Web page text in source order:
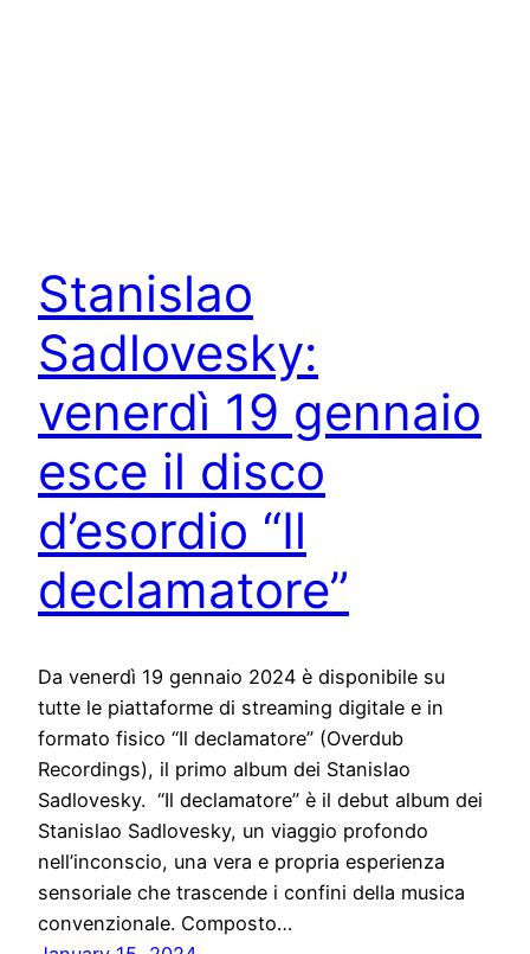
Stanislao
Sadlovesky:
venerdì 19 gennaio
esce il disco
d’esordio “Il
declamatore”
Da venerdì 19 gennaio 2024 è disponibile su
tutte le piattaforme di streaming digitale e in
formato fisico “Il declamatore” (Overdub
Recordings), il primo album dei Stanislao
Sadlovesky. “Il declamatore” è il debut album dei
Stanislao Sadlovesky, un viaggio profondo
nell’inconscio, una vera e propria esperienza
sensoriale che trascende i confini della musica
convenzionale. Composto…